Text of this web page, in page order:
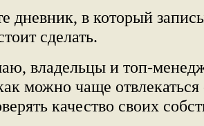
дневник, в который
сделать.
владельцы и топ-
можно чаще
качество своих